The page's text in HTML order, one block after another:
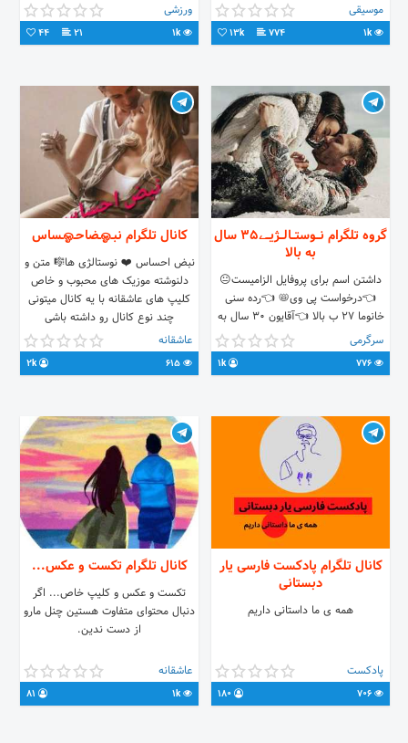
ایرانی و خارجی😍 اطلاعات کنسرتها و
تئاترها📺📀 Follow us😍
موسیقی
1k
774
13k
ورزشی
1k
21
44
گروه تلگرام نــوستــالــژیــے35 سال
به بالا
داشتن اسم برای پروفایل الزامیست😐
👈درخواست پی وی📛 👈رده سنی
خانوما ۲۷ ب بالا‌ 👈آقایون 30 سال به
بالا 👈تبلیغ(،دنبال همشهری
گشتن،تبلیغ کاری)📛 👈چت کنید در
شان ادب 👈پستهای بدون‌ لینک‌
اخراج میشی😐
سرگرمی
1k
کانال تلگرام نبـஓـضاحـஓـساس
نبض احساس ❤️ نوستالژی ها🎼 متن و
دلنوشته موزیک های محبوب و خاص
کلیپ های عاشقانه با یه کانال میتونی
چند نوع کانال رو داشته باشی
عاشقانه
2k
کانال تلگرام پادکست فارسی یار
دبستانی
همه ی ما داستانی داریم
پادکست
کانال تلگرام تکست و عکس...
تکست و عکس و کلیپ خاص... اگر
دنبال محتوای متفاوت هستین چنل مارو
از دست ندین.
عاشقانه
1k